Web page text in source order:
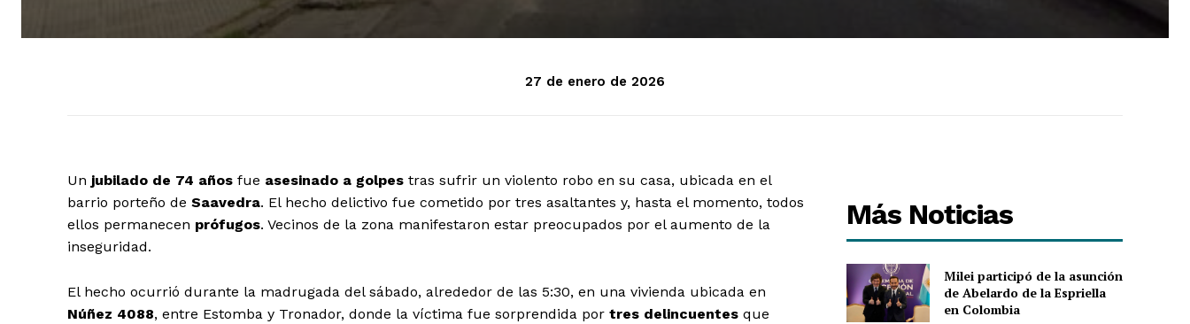
27 de enero de 2026
Un jubilado de 74 años fue asesinado a golpes tras sufrir un violento robo en su casa, ubicada en el
barrio porteño de Saavedra. El hecho delictivo fue cometido por tres asaltantes y, hasta el momento, todos
ellos permanecen prófugos. Vecinos de la zona manifestaron estar preocupados por el aumento de la
inseguridad.
El hecho ocurrió durante la madrugada del sábado, alrededor de las 5:30, en una vivienda ubicada en
Núñez 4088, entre Estomba y Tronador, donde la víctima fue sorprendida por tres delincuentes que
Más Noticias
Milei participó de la asunción
de Abelardo de la Espriella
en Colombia